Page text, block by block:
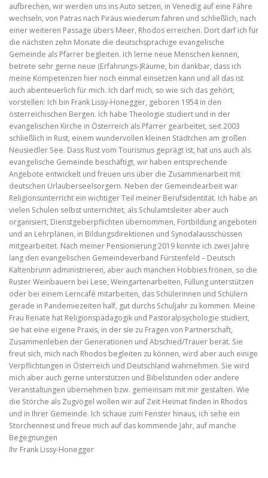
aufbrechen, wir werden uns ins Auto setzen, in Venedig auf eine Fähre
wechseln, von Patras nach Piräus wiederum fahren und schließlich, nach
einer weiteren Passage übers Meer, Rhodos erreichen. Dort darf ich für
die nächsten zehn Monate die deutschsprachige evangelische
Gemeinde als Pfarrer begleiten. Ich lerne neue Menschen kennen,
betrete sehr gerne neue (Erfahrungs-)Räume, bin dankbar, dass ich
meine Kompetenzen hier noch einmal einsetzen kann und all das ist
auch abenteuerlich für mich. Ich darf mich, so wie sich das gehört,
vorstellen: Ich bin Frank Lissy-Honegger, geboren 1954 in den
österreichischen Bergen. Ich habe Theologie studiert und in der
evangelischen Kirche in Österreich als Pfarrer gearbeitet, seit 2003
schließlich in Rust, einem wundervollen kleinen Städtchen am großen
Neusiedler See. Dass Rust vom Tourismus geprägt ist, hat uns auch als
evangelische Gemeinde beschäftigt, wir haben entsprechende
Angebote entwickelt und freuen uns über die Zusammenarbeit mit
deutschen Urlauberseelsorgern. Neben der Gemeindearbeit war
Religionsunterricht ein wichtiger Teil meiner Berufsidentität. Ich habe an
vielen Schulen selbst unterrichtet, als Schulamtsleiter aber auch
organisiert, Dienstgeberpflichten übernommen, Fortbildung angeboten
und an Lehrplänen, in Bildungsdirektionen und Synodalausschüssen
mitgearbeitet. Nach meiner Pensionierung 2019 konnte ich zwei Jahre
lang den evangelischen Gemeindeverband Fürstenfeld – Deutsch
Kaltenbrunn administrieren, aber auch manchen Hobbies frönen, so die
Ruster Weinbauern bei Lese, Weingartenarbeiten, Füllung unterstützen
oder bei einem Lerncafé mitarbeiten, das Schülerinnen und Schülern
gerade in Pandemiezeiten half, gut durchs Schuljahr zu kommen. Meine
Frau Renate hat Religionspädagogik und Pastoralpsychologie studiert,
sie hat eine eigene Praxis, in der sie zu Fragen von Partnerschaft,
Zusammenleben der Generationen und Abschied/Trauer berät. Sie
freut sich, mich nach Rhodos begleiten zu können, wird aber auch einige
Verpflichtungen in Österreich und Deutschland wahrnehmen. Sie wird
mich aber auch gerne unterstützen und Bibelstunden oder andere
Veranstaltungen übernehmen bzw. gemeinsam mit mir gestalten. Wie
die Störche als Zugvögel wollen wir auf Zeit Heimat finden in Rhodos
und in Ihrer Gemeinde. Ich schaue zum Fenster hinaus, ich sehe ein
Storchennest und freue mich auf das kommende Jahr, auf manche
Begegnungen
Ihr Frank Lissy-Honegger